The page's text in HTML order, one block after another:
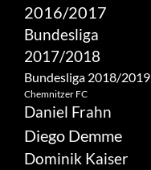
2016/2017
Bundesliga
2017/2018
Bundesliga 2018/2019
Chemnitzer FC
Daniel Frahn
Diego Demme
Dominik Kaiser